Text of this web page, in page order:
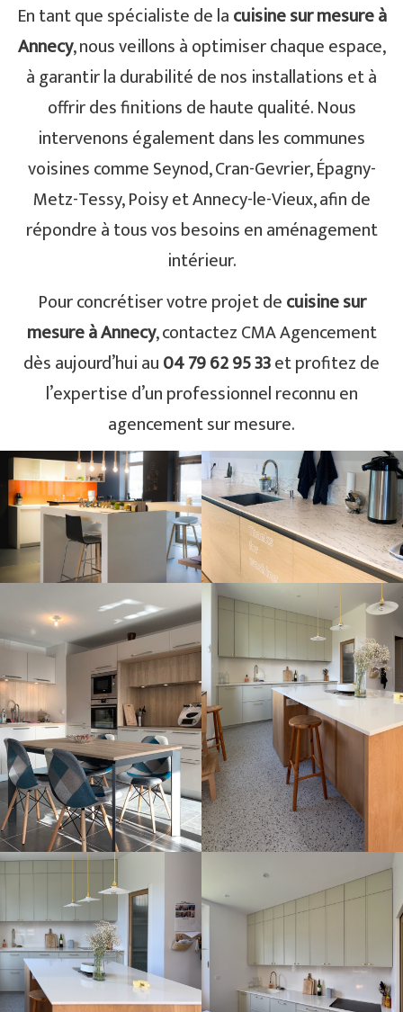
En tant que spécialiste de lacuisine sur mesure à
Annecy, nous veillons à optimiser chaque espace,
à garantir la durabilité de nos installations et à
offrir des finitions de haute qualité. Nous
intervenons également dans les communes
voisines comme Seynod, Cran-Gevrier, Épagny-
Metz-Tessy, Poisy et Annecy-le-Vieux, afin de
répondre à tous vos besoins en aménagement
intérieur.
Pour concrétiser votre projet decuisine sur
mesure à Annecy, contactez CMA Agencement
dès aujourd’hui au04 79 62 95 33et profitez de
l’expertise d’un professionnel reconnu en
agencement sur mesure.